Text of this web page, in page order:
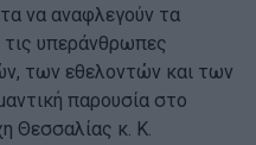
να αναφλεγούν τα
υπεράνθρωπες
των εθελοντών και των
παρουσία στο
Θεσσαλίας κ. Κ.